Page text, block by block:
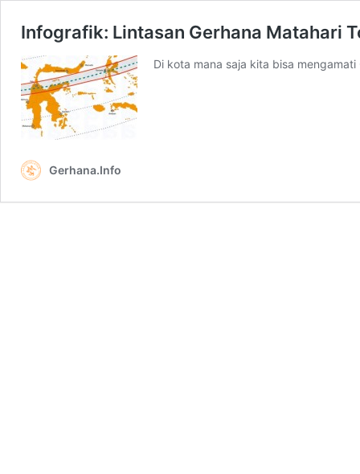
Infografik: Lintasan Gerhana Matahari
Di kota mana saja kita bisa
Gerhana.Info